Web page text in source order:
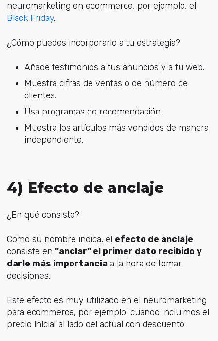
neuromarketing en ecommerce, por ejemplo, el
Black Friday.
¿Cómo puedes incorporarlo a tu estrategia?
Añade testimonios a tus anuncios y a tu web.
Muestra cifras de ventas o de número de
clientes.
Usa programas de recomendación.
Muestra los artículos más vendidos de manera
independiente.
4) Efecto de anclaje
¿En qué consiste?
Como su nombre indica, el efecto de anclaje
consiste en "anclar" el primer dato recibido y
darle más importanciaa la hora de tomar
decisiones.
Este efecto es muy utilizado en el neuromarketing
para ecommerce, por ejemplo, cuando incluimos el
precio inicial al lado del actual con descuento.